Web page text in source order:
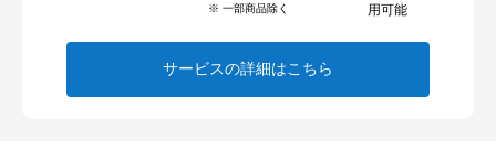
※ 一部商品除く
用可能
サービスの詳細はこちら